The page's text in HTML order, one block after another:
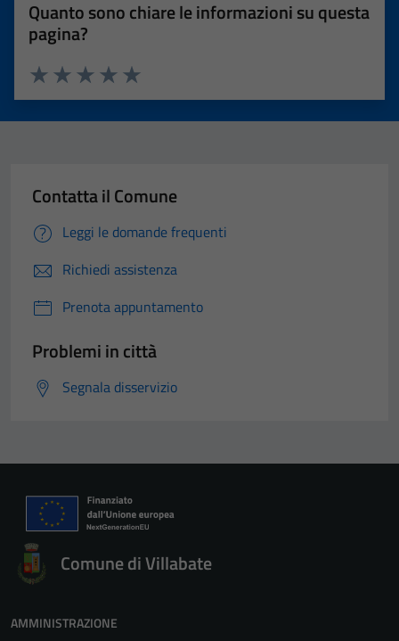
Quanto sono chiare le informazioni su questa
pagina?
Valuta 5 stelle su 5
Valuta 4 stelle su 5
Valuta 3 stelle su 5
Valuta 2 stelle su 5
Valuta 1 stelle su 5
Contatta il Comune
Leggi le domande frequenti
Richiedi assistenza
Prenota appuntamento
Problemi in città
Segnala disservizio
Comune di Villabate
AMMINISTRAZIONE